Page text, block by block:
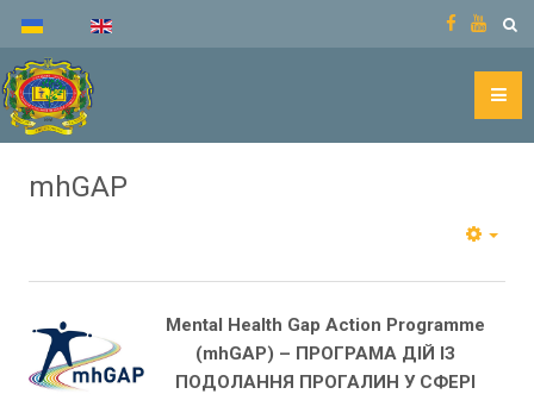
mhGAP
Mental Health Gap Action Programme
(mhGAP) – ПРОГРАМА ДІЙ ІЗ
ПОДОЛАННЯ ПРОГАЛИН У СФЕРІ